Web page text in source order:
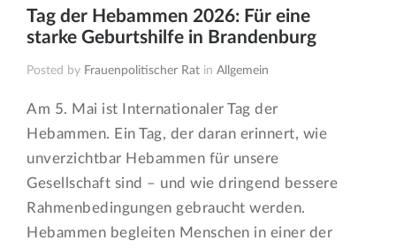
Tag der Hebammen 2026: Für eine
starke Geburtshilfe in Brandenburg
Posted by Frauenpolitischer Rat inAllgemein
Am 5. Mai ist Internationaler Tag der
Hebammen. Ein Tag, der daran erinnert, wie
unverzichtbar Hebammen für unsere
Gesellschaft sind – und wie dringend bessere
Rahmenbedingungen gebraucht werden.
Hebammen begleiten Menschen in einer der